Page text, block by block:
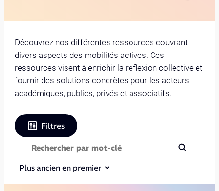
Découvrez nos différentes ressources couvrant
divers aspects des mobilités actives. Ces
ressources visent à enrichir la réflexion collective et
fournir des solutions concrètes pour les acteurs
académiques, publics, privés et associatifs.
Filtres
Plus ancien en premier